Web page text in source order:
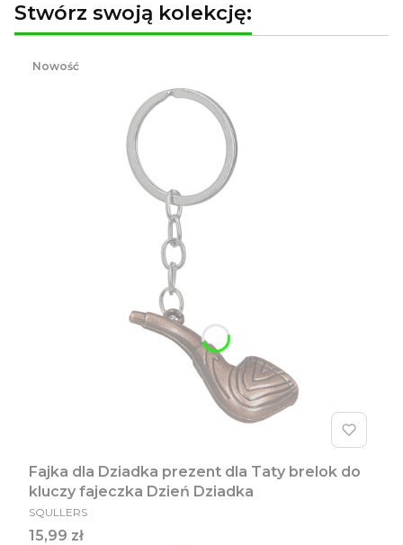
Stwórz swoją kolekcję:
Nowość
Fajka dla Dziadka prezent dla Taty brelok do
kluczy fajeczka Dzień Dziadka
PRODUCENT
SQULLERS
Cena
15,99 zł